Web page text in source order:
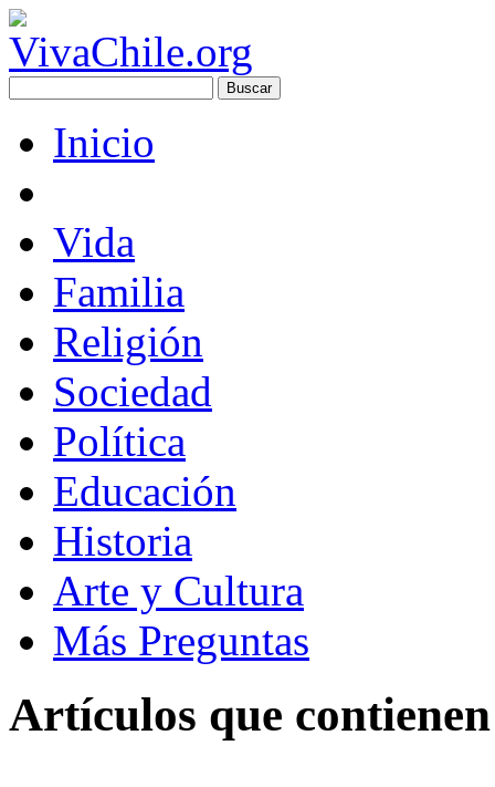
Inicio
Vida
Familia
Religión
Sociedad
Política
Educación
Historia
Arte y Cultura
Más Preguntas
Artículos que